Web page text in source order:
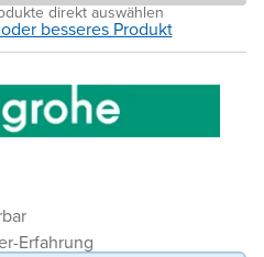
Erfahrung
direkt auswählen
besseres Produkt